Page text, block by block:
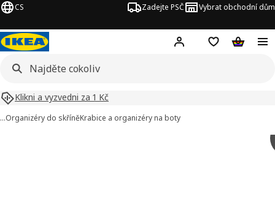
CS Zadejte PSČ Vybrat obchodní dům
Hej! Přihlášení
NákupníNákupní
Klikni a vyzvedni za 1 Kč
…Organizéry do skříněKrabice a organizéry na boty